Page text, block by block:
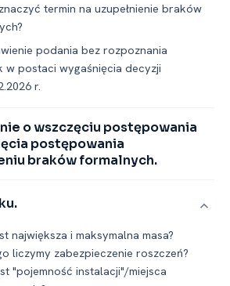
termin na uzupełnienie braków
podania bez rozpoznania
w postaci wygaśnięcia decyzji
r.
o wszczęciu postępowania
postępowania
braków formalnych.
największa i maksymalna masa?
liczymy zabezpieczenie roszczeń?
"pojemność instalacji"/miejsca